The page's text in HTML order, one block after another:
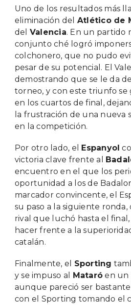
Uno de los resultados más
eliminación del Atlético de
del Valencia. En un partido
conjunto ché logró
colchonero, que no pudo
pesar de su potencial. El
demostrando que se le da
torneo, y con este triunfo
en los cuartos de final,
la frustración de una nueva
en la competición.
Por otro lado, el Espanyol
victoria clave frente al
encuentro en el que los
oportunidad a los de
marcador convincente, el
su paso a la siguiente ronda,
rival que luchó hasta el
hacer frente a la
catalán.
Finalmente, el Sporting
y se impuso al Mataró en un
aunque pareció ser
con el Sporting tomando el